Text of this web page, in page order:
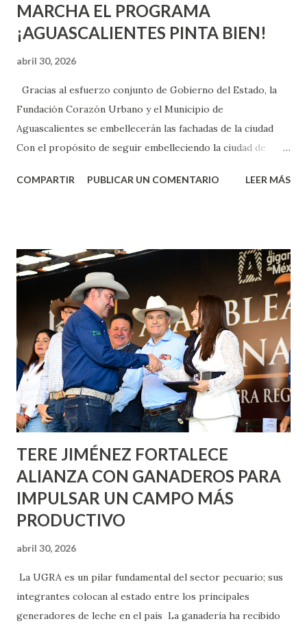
MARCHA EL PROGRAMA
¡AGUASCALIENTES PINTA BIEN!
abril 30, 2026
Gracias al esfuerzo conjunto de Gobierno del Estado, la
Fundación Corazón Urbano y el Municipio de
Aguascalientes se embellecerán las fachadas de la ciudad
Con el propósito de seguir embelleciendo la ciudad de
municipal, Leo Montañez dio inicio al programa
Corazón Urbano y el Municipio capital. Leo Montañez
informó que en este programa se usarán cerca de 90 mil
metros cuadrados de pintura, para dar inicio en la calle
Nieto, entre Jesús F. Elizondo y la calle 22 de Octubre, con
lo que se aplicará pintura en 66 casas. Posteriormente se
llevará este programa a Villas de Nuestra Señora de la
Asunción, Avenida Alameda y Decreto 27 de Septiembre, en
los edificios FOVISSSTE Ojo de Agua, en la comunidad
Norias de Paso Hondo y en los edificios de...
COMPARTIR PUBLICAR UN COMENTARIO LEER MÁS
TERE JIMÉNEZ FORTALECE
ALIANZA CON GANADEROS PARA
IMPULSAR UN CAMPO MÁS
PRODUCTIVO
abril 30, 2026
La UGRA es un pilar fundamental del sector pecuario; sus
integrantes colocan al estado entre los principales
generadores de leche en el país La ganadería ha recibido